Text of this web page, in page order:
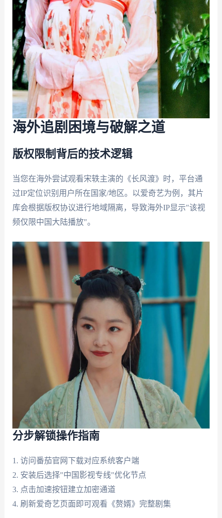
海外追剧困境与破解之道
版权限制背后的技术逻辑
当您在海外尝试观看宋轶主演的《长风渡》时，平台通
过IP定位识别用户所在国家/地区。以爱奇艺为例，其片
库会根据版权协议进行地域隔离，导致海外IP显示"该视
频仅限中国大陆播放"。
分步解锁操作指南
1. 访问番茄官网下载对应系统客户端
2. 安装后选择"中国影视专线"优化节点
3. 点击加速按钮建立加密通道
4. 刷新爱奇艺页面即可观看《赘婿》完整剧集